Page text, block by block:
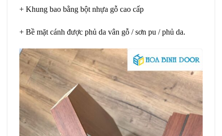
+ Khung bao bằng bột nhựa gỗ cao cấp
+ Bề mặt cánh được phủ da vân gỗ / sơn pu / phủ da.